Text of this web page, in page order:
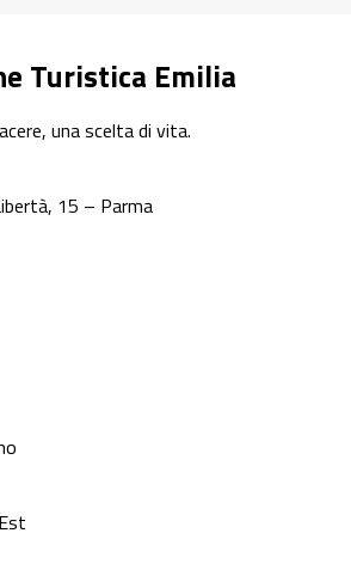
Turistica Emilia
una scelta di vita.
15 – Parma